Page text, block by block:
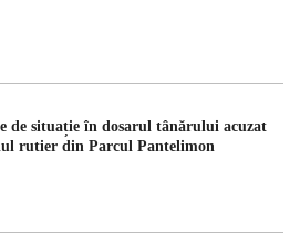
de situație în dosarul tânărului acuzat
rutier din Parcul Pantelimon